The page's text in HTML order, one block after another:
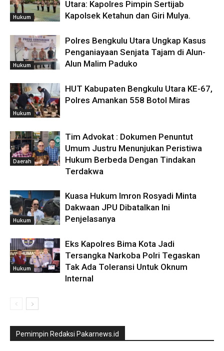
Hukum
Utara: Kapolres Pimpin Sertijab
Kapolsek Ketahun dan Giri Mulya.
Hukum
Polres Bengkulu Utara Ungkap Kasus
Penganiayaan Senjata Tajam di Alun-
Alun Malim Paduko
Hukum
HUT Kabupaten Bengkulu Utara KE-67,
Polres Amankan 558 Botol Miras
Daerah
Tim Advokat : Dokumen Penuntut
Umum Justru Menunjukan Peristiwa
Hukum Berbeda Dengan Tindakan
Terdakwa
Hukum
Kuasa Hukum Imron Rosyadi Minta
Dakwaan JPU Dibatalkan Ini
Penjelasanya
Hukum
Eks Kapolres Bima Kota Jadi
Tersangka Narkoba Polri Tegaskan
Tak Ada Toleransi Untuk Oknum
Internal
Pemimpin Redaksi Pakarnews.id